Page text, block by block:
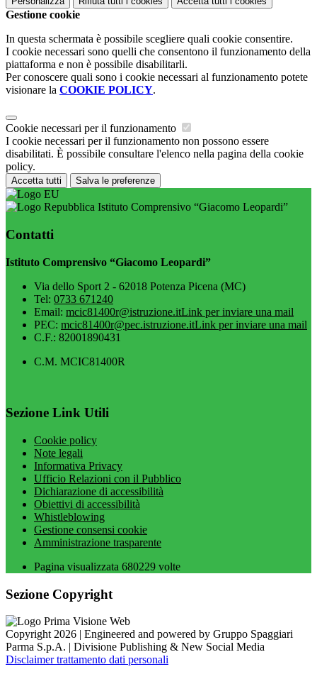
Gestione cookie
In questa schermata è possibile scegliere quali cookie consentire.
I cookie necessari sono quelli che consentono il funzionamento della
piattaforma e non è possibile disabilitarli.
Per conoscere quali sono i cookie necessari al funzionamento potete
visionare la COOKIE POLICY.
Cookie necessari per il funzionamento
I cookie necessari per il funzionamento non possono essere
disabilitati. È possibile consultare l'elenco nella pagina della cookie
policy.
Accetta tutti Salva le preferenze
Istituto Comprensivo “Giacomo Leopardi”
Contatti
Istituto Comprensivo “Giacomo Leopardi”
Via dello Sport 2 - 62018 Potenza Picena (MC)
Tel: 0733 671240
Email: mcic81400r@istruzione.itLink per inviare una mail
PEC: mcic81400r@pec.istruzione.itLink per inviare una mail
C.F.: 82001890431
C.M. MCIC81400R
Sezione Link Utili
Cookie policy
Note legali
Informativa Privacy
Ufficio Relazioni con il Pubblico
Dichiarazione di accessibilità
Obiettivi di accessibilità
Whistleblowing
Gestione consensi cookie
Amministrazione trasparente
Pagina visualizzata 680229 volte
Sezione Copyright
Copyright 2026 | Engineered and powered by Gruppo Spaggiari
Parma S.p.A. | Divisione Publishing & New Social Media
Disclaimer trattamento dati personali